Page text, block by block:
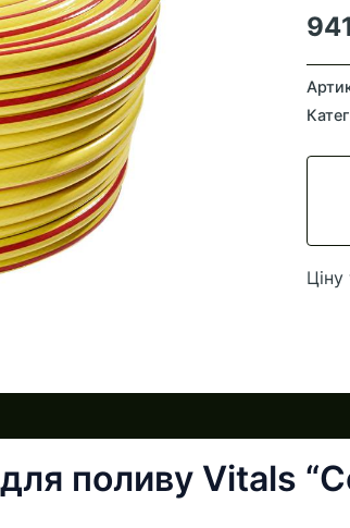
для
м
поливу Vitals